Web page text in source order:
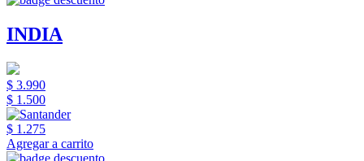
INDIA
$ 3.990
$ 1.500
$ 1.275
Agregar a carrito